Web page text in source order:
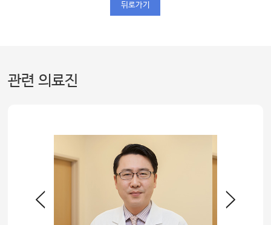
뒤로가기
관련 의료진